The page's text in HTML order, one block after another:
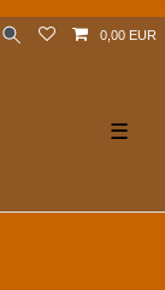
0,00 EUR
☰